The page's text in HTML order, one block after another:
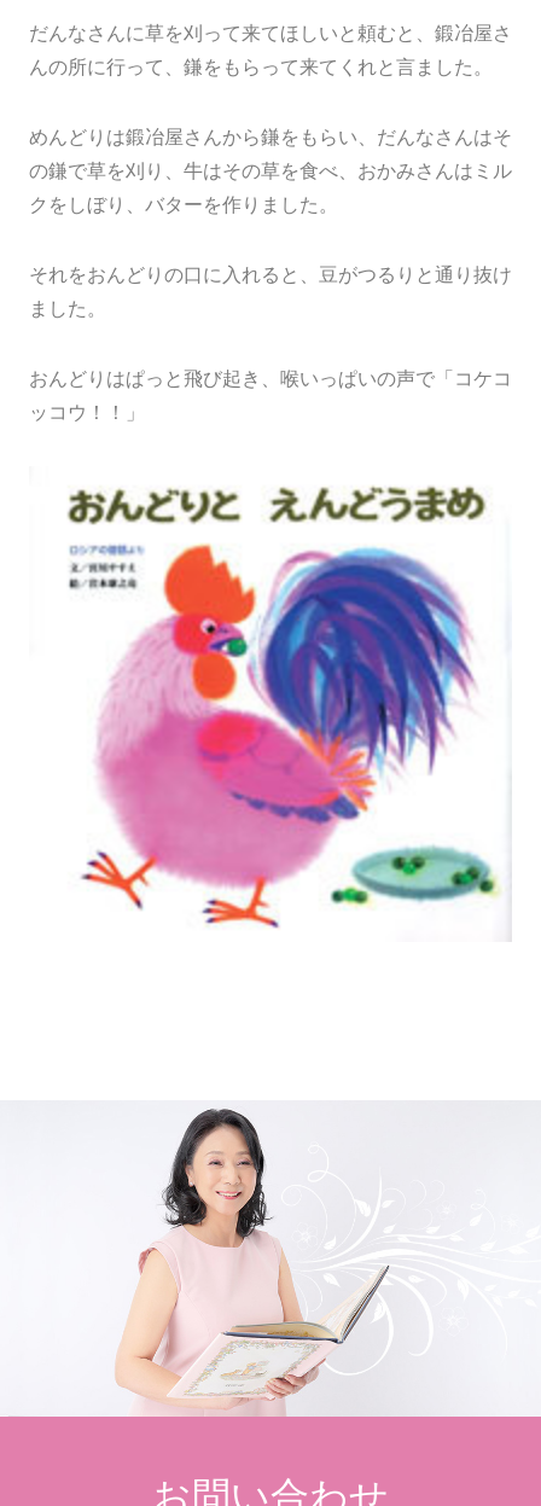
だんなさんに草を刈って来てほしいと頼むと、鍛冶屋さ
んの所に行って、鎌をもらって来てくれと言ました。
めんどりは鍛冶屋さんから鎌をもらい、だんなさんはそ
の鎌で草を刈り、牛はその草を食べ、おかみさんはミル
クをしぼり、バターを作りました。
それをおんどりの口に入れると、豆がつるりと通り抜け
ました。
おんどりはぱっと飛び起き、喉いっぱいの声で「コケコ
ッコウ！！」
お問い合わせ